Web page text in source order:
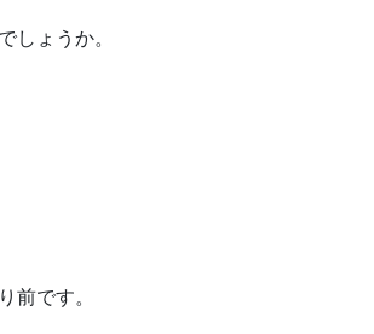
ょうか。
前です。